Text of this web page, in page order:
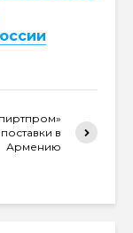
в
Армению